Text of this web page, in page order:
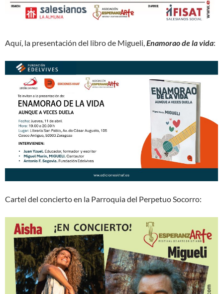
Aquí, la presentación del libro de Migueli,Enamorao de la vida:
Cartel del concierto en la Parroquia del Perpetuo Socorro: